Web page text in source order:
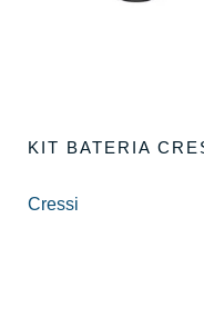
KIT BATERIA
Cressi